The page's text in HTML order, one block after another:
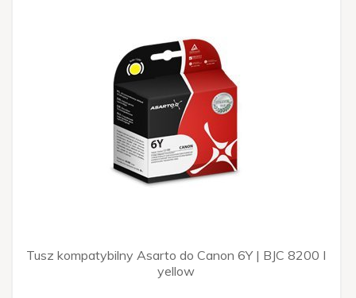
Tusz kompatybilny Asarto do Canon 6Y | BJC 8200 I
yellow